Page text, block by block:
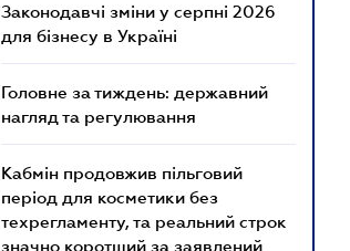
Законодавчі зміни у серпні 2026
для бізнесу в Україні
Головне за тиждень: державний
нагляд та регулювання
Кабмін продовжив пільговий
період для косметики без
техрегламенту, та реальний строк
значно коротший за заявлений